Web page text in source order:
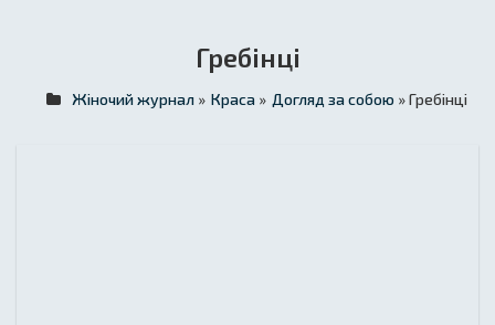
Гребінці
Жіночий журнал » Краса » Догляд за собою » Гребінці